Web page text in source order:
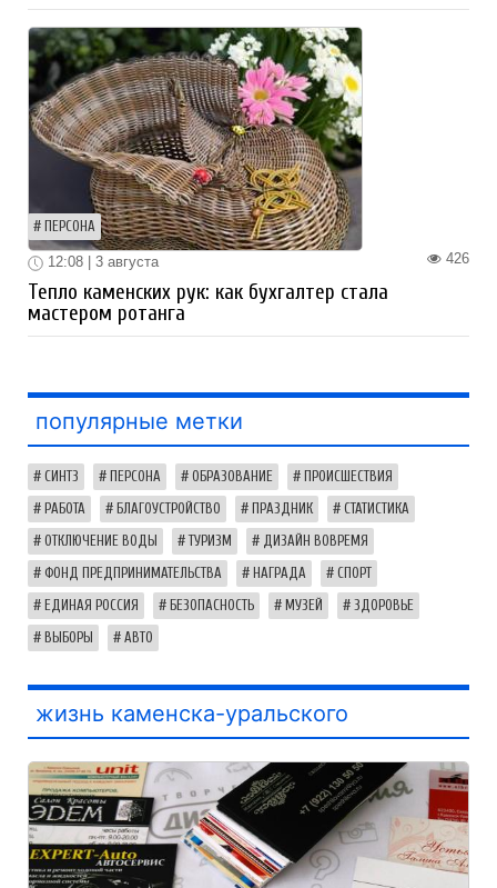
ПЕРСОНА
426
12:08 | 3 августа
Тепло каменских рук: как бухгалтер стала
мастером ротанга
популярные метки
СИНТЗ ПЕРСОНА ОБРАЗОВАНИЕ ПРОИСШЕСТВИЯ
РАБОТА БЛАГОУСТРОЙСТВО ПРАЗДНИК СТАТИСТИКА
ОТКЛЮЧЕНИЕ ВОДЫ ТУРИЗМ ДИЗАЙН ВОВРЕМЯ
ФОНД ПРЕДПРИНИМАТЕЛЬСТВА НАГРАДА СПОРТ
ЕДИНАЯ РОССИЯ БЕЗОПАСНОСТЬ МУЗЕЙ ЗДОРОВЬЕ
ВЫБОРЫ АВТО
жизнь каменска-уральского